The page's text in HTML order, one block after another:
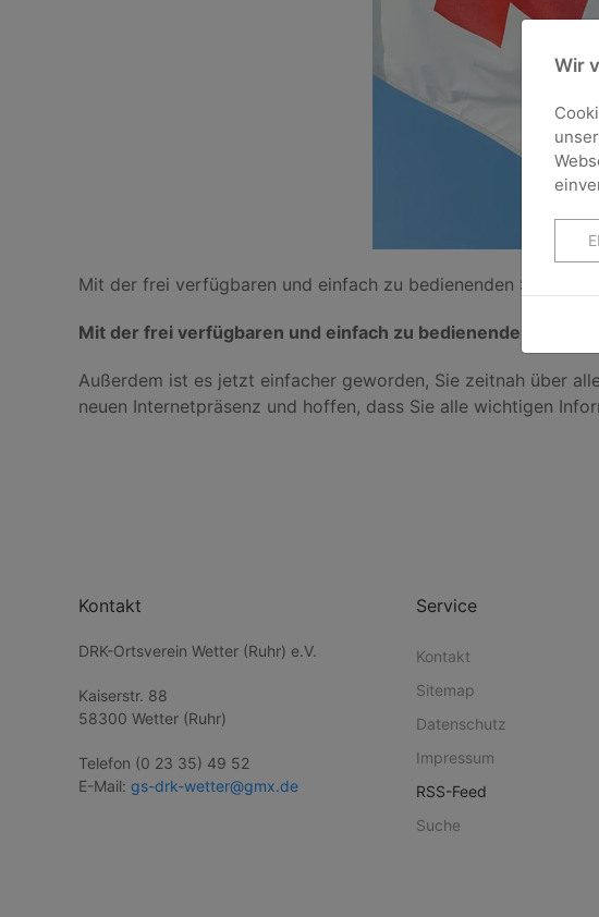
Mit der frei verfügbaren und einfach zu bedienenden
Mit der frei verfügbaren und einfach zu bedienenden
Außerdem ist es jetzt einfacher geworden, Sie zeitnah über
neuen Internetpräsenz und hoffen, dass Sie alle wichtigen
Kontakt
DRK-Ortsverein Wetter (Ruhr) e.V.
Kaiserstr. 88
58300 Wetter (Ruhr)
Telefon (0 23 35) 49 52
E-Mail: gs-drk-wetter@gmx.de
Service
Kontakt
Sitemap
Datenschutz
Impressum
RSS-Feed
Suche
Wir